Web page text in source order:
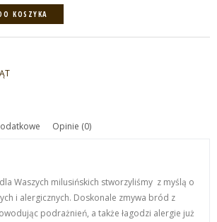
KOSZYKA
Opinie (0)
Waszych milusińskich stworzyliśmy z myślą o
i alergicznych. Doskonale zmywa bród z
podrażnień, a także łagodzi alergie już